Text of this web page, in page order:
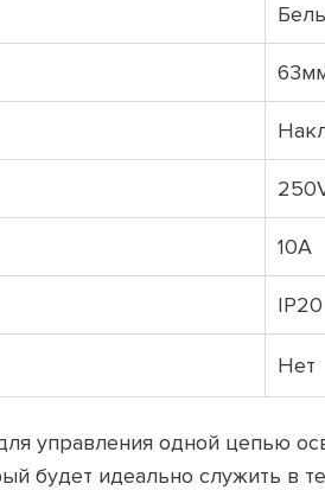
10A
IP20
Нет
управления одной цепью
будет идеально служить в